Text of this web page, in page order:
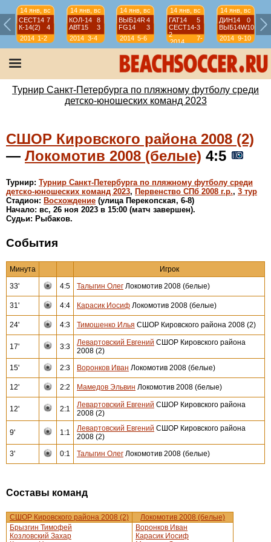
14 янв, вс
СЕСТ14 7
К-14(2)
4
2014 1-2
14 янв, вс
КОЛ-14
8
АВТ15
3
2014 3-4
14 янв, вс
ВЫБ14R 4
FG14
3
2014 5-6
14 янв, вс
ГАТ14
5
СЕСТ14-
2
3
2014
7-
8
14 янв, вс
ДИН14
0
ВЫБ14W10
2014 9-10
Турнир Санкт-Петербурга по пляжному футболу среди
детско-юношеских команд 2023
СШОР Кировского района 2008 (2)
— Локомотив 2008 (белые) 4:5
Турнир: Турнир Санкт-Петербурга по пляжному футболу среди
детско-юношеских команд 2023, Первенство СПб 2008 г.р., 3 тур
Стадион: Восхождение (улица Перекопская, 6-8)
Начало: вс, 26 ноя 2023 в 15:00 (матч завершен).
Судьи: Рыбаков.
События
Минута
Игрок
33'
4:5 Талыгин Олег Локомотив 2008 (белые)
31' 4:4 Карасик Иосиф Локомотив 2008 (белые)
24' 4:3 Тимошенко Илья СШОР Кировского района 2008 (2)
17' 3:3 Левартовский Евгений СШОР Кировского района
2008 (2)
15'
2:3 Воронков Иван Локомотив 2008 (белые)
12' 2:2 Мамедов Эльвин Локомотив 2008 (белые)
12' 2:1 Левартовский Евгений СШОР Кировского района
2008 (2)
9' 1:1 Левартовский Евгений СШОР Кировского района
2008 (2)
3'
0:1 Талыгин Олег Локомотив 2008 (белые)
Составы команд
СШОР Кировского района 2008 (2)
Локомотив 2008 (белые)
Брызгин Тимофей
Козловский Захар
Воронков Иван
Карасик Иосиф